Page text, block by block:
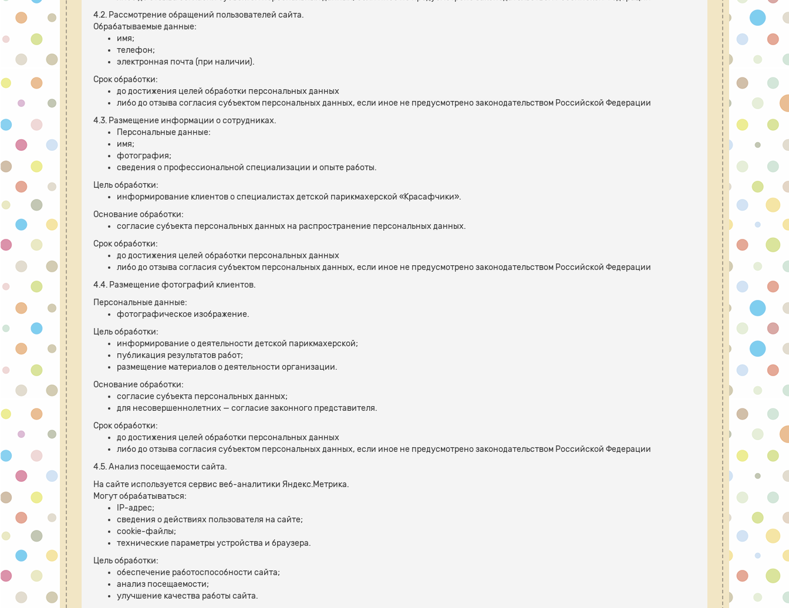
4.2. Рассмотрение обращений пользователей сайта.
Обрабатываемые данные:
имя;
телефон;
электронная почта (при наличии).
Срок обработки:
до достижения целей обработки персональных данных
либо до отзыва согласия субъектом персональных данных, если иное не предусмотрено законодательством Российской Федерации
4.3. Размещение информации о сотрудниках.
Персональные данные:
имя;
фотография;
сведения о профессиональной специализации и опыте работы.
Цель обработки:
информирование клиентов о специалистах детской парикмахерской «Красафчики».
Основание обработки:
согласие субъекта персональных данных на распространение персональных данных.
Срок обработки:
до достижения целей обработки персональных данных
либо до отзыва согласия субъектом персональных данных, если иное не предусмотрено законодательством Российской Федерации
4.4. Размещение фотографий клиентов.
Персональные данные:
фотографическое изображение.
Цель обработки:
информирование о деятельности детской парикмахерской;
публикация результатов работ;
размещение материалов о деятельности организации.
Основание обработки:
согласие субъекта персональных данных;
для несовершеннолетних — согласие законного представителя.
Срок обработки:
до достижения целей обработки персональных данных
либо до отзыва согласия субъектом персональных данных, если иное не предусмотрено законодательством Российской Федерации
4.5. Анализ посещаемости сайта.
На сайте используется сервис веб-аналитики Яндекс.Метрика.
Могут обрабатываться:
IP-адрес;
сведения о действиях пользователя на сайте;
cookie-файлы;
технические параметры устройства и браузера.
Цель обработки:
обеспечение работоспособности сайта;
анализ посещаемости;
улучшение качества работы сайта.